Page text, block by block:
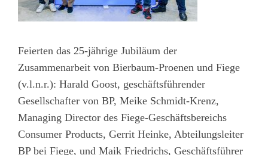
Feierten das 25-jährige Jubiläum der
Zusammenarbeit von Bierbaum-Proenen und Fiege
(v.l.n.r.): Harald Goost, geschäftsführender
Gesellschafter von BP, Meike Schmidt-Krenz,
Managing Director des Fiege-Geschäftsbereichs
Consumer Products, Gerrit Heinke, Abteilungsleiter
BP bei Fiege, und Maik Friedrichs, Geschäftsführer